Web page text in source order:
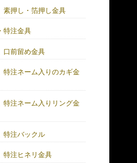
押し・箔押し金具
特注金具
口前留め金具
特注ネーム入りのカギ金
特注ネーム入りリング金
特注バックル
特注ヒネリ金具